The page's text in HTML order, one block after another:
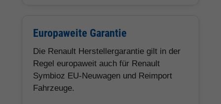
Europaweite Garantie
Die Renault Herstellergarantie gilt in der
Regel europaweit auch für Renault
Symbioz EU-Neuwagen und Reimport
Fahrzeuge.